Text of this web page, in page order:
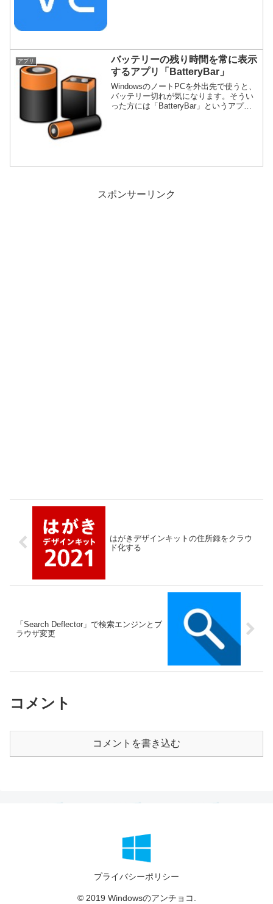
アプリ
バッテリーの残り時間を常に表示
するアプリ「BatteryBar」
WindowsのノートPCを外出先で使うと、
バッテリー切れが気になります。そうい
った方には「BatteryBar」というアプリ
スポンサーリンク
はがきデザインキットの住所録をクラウ
ド化する
「Search Deflector」で検索エンジンとブ
ラウザ変更
コメント
コメントを書き込む
プライバシーポリシー
© 2019 Windowsのアンチョコ.